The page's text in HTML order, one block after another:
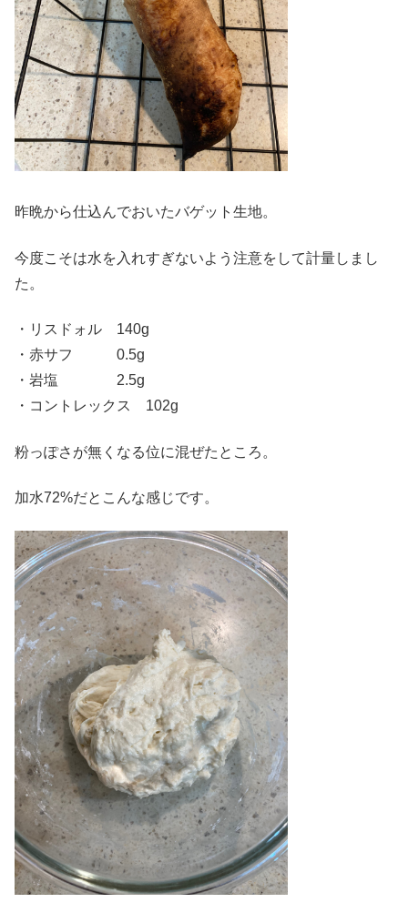
昨晩から仕込んでおいたバゲット生地。
今度こそは水を入れすぎないよう注意をして計量しまし
た。
・リスドォル 140g
・赤サフ 0.5g
・岩塩 2.5g
・コントレックス 102g
粉っぽさが無くなる位に混ぜたところ。
加水72%だとこんな感じです。